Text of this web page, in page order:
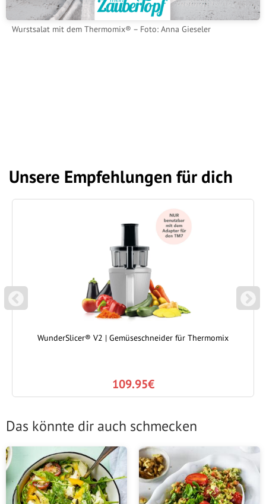
Wurstsalat mit dem Thermomix® – Foto: Anna Gieseler
Unsere Empfehlungen für dich
P
REVIOUS
WunderSlicer® V2 | Gemüseschneider für Thermomix
109.95€
N
EXT
Das könnte dir auch schmecken